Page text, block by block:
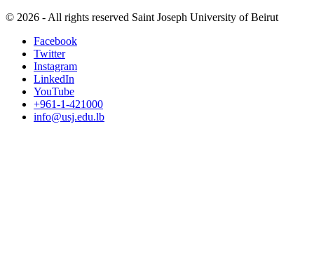
© 2026 - All rights reserved Saint Joseph University of Beirut
Facebook
Twitter
Instagram
LinkedIn
YouTube
+961-1-421000
info@usj.edu.lb